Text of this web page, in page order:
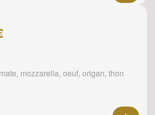
mozzarella, oeuf, origan, thon